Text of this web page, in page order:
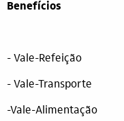
Benefícios
- Vale-Refeição
- Vale-Transporte
-Vale-Alimentação